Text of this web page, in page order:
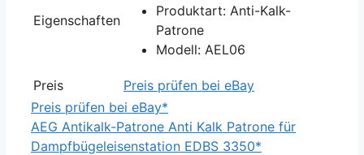
Eigenschaften
Produktart: Anti-Kalk-
Patrone
Modell: AEL06
Preis
Preis prüfen bei eBay
Preis prüfen bei eBay*
AEG Antikalk-Patrone Anti Kalk Patrone für
Dampfbügeleisenstation EDBS 3350*